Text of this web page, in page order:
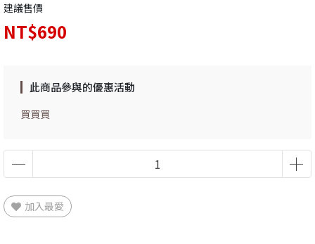
建議售價
NT$690
此商品參與的優惠活動
買買買
加入最愛